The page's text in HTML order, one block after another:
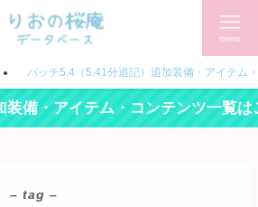
menu
パッチ5.4（5.41分追記）追加装備・アイテム
備・アイテム・コンテンツ一覧は
– tag –